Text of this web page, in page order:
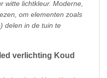
witte lichtkleur. Moderne,
om elementen zoals
delen in de tuin te
verlichting Koud